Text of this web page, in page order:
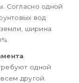
Согласно одной
вод
ширина
одной
другой.